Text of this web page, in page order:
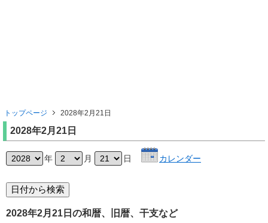
トップページ 2028年2月21日
2028年2月21日
年 月 日 カレンダー
2028年2月21日の和暦、旧暦、干支など